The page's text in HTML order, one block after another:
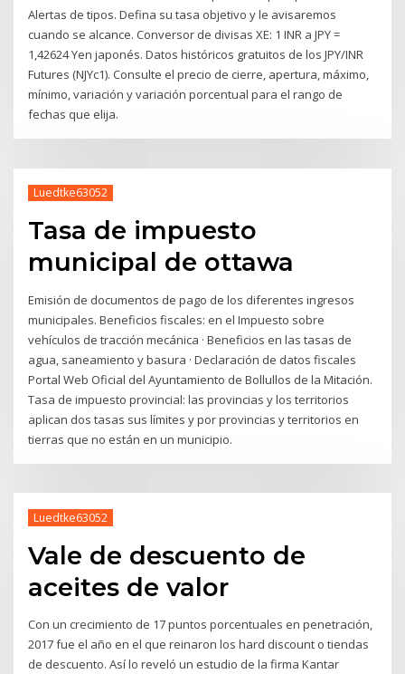
Alertas de tipos. Defina su tasa objetivo y le avisaremos
cuando se alcance. Conversor de divisas XE: 1 INR a JPY =
1,42624 Yen japonés. Datos históricos gratuitos de los JPY/INR
Futures (NJYc1). Consulte el precio de cierre, apertura, máximo,
mínimo, variación y variación porcentual para el rango de
fechas que elija.
Luedtke63052
Tasa de impuesto
municipal de ottawa
Emisión de documentos de pago de los diferentes ingresos
municipales. Beneficios fiscales: en el Impuesto sobre
vehículos de tracción mecánica · Beneficios en las tasas de
agua, saneamiento y basura · Declaración de datos fiscales
Portal Web Oficial del Ayuntamiento de Bollullos de la Mitación.
Tasa de impuesto provincial: las provincias y los territorios
aplican dos tasas sus límites y por provincias y territorios en
tierras que no están en un municipio.
Luedtke63052
Vale de descuento de
aceites de valor
Con un crecimiento de 17 puntos porcentuales en penetración,
2017 fue el año en el que reinaron los hard discount o tiendas
de descuento. Así lo reveló un estudio de la firma Kantar